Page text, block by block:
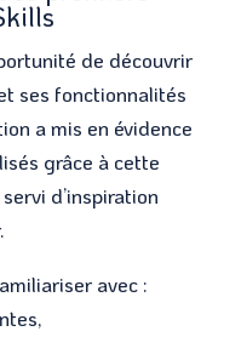
de découvrir
ses fonctionnalités
a mis en évidence
grâce à cette
d’inspiration
avec :